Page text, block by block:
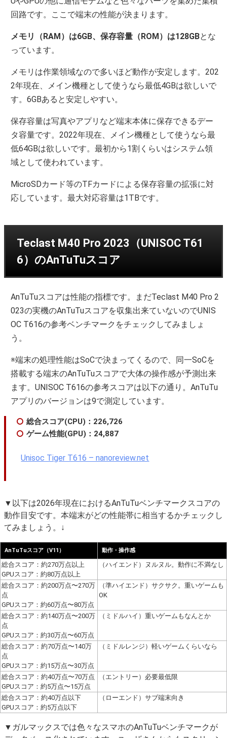
回路です。ここで端末の性能が決まります。
メモリ（RAM）は6GB、保存容量（ROM）は128GBとな
っています。
メモリは作業領域なので多いほど動作が安定します。202
2年現在、メイン機種として使うなら最低4GBは欲しいで
す。6GBあると安定しやすい。
保存容量は写真やアプリなど端末本体に保存できるデー
タ容量です。2022年現在、メイン機種として使うなら最
低64GBは欲しいです。最初から1割くらいはシステム領
域として使われています。
MicroSDカード等のTFカードによる保存容量の拡張に対
応しています。最大対応容量は1TBです。
Teclast M40 Pro 2023（UNISOC T61
6）のAnTuTuスコア
AnTuTuスコアは性能の指標です。まだTeclast M40 Pro 2
023の実機のAnTuTuスコアを収集出来ていないのでUNIS
OC T616の参考ベンチマークをチェックしてみましょ
う。
※端末の処理性能はSoCで決まってくるので、同一SoCを
搭載する端末のAnTuTuスコアで大体の操作感が予測出来
ます。UNISOC T616の参考スコアは以下の通り。AnTuTu
アプリのバージョンは9で測定しています。
総合スコア(CPU)：226,726
ゲーム性能(GPU)：24,887
Unisoc Tiger T616 – nanoreview.net
▼以下は2026年現在におけるAnTuTuベンチマークスコアの
動作目安です。本端末がどの性能帯に相当するかチェックし
てみましょう。↓
AnTuTuスコア（V11） 動作・操作感
総合スコア：約270万点以上
GPUスコア：約80万点以上
（ハイエンド）ヌルヌル。動作に不満なし
総合スコア：約200万点〜270万
点
GPUスコア：約60万点〜80万点
（準ハイエンド）サクサク。重いゲームも
OK
総合スコア：約140万点〜200万
点
GPUスコア：約30万点〜60万点
（ミドルハイ）重いゲームもなんとか
総合スコア：約70万点〜140万
点
GPUスコア：約15万点〜30万点
（ミドルレンジ）軽いゲームくらいなら
総合スコア：約40万点〜70万点
GPUスコア：約5万点〜15万点
（エントリー）必要最低限
総合スコア：約40万点以下
GPUスコア：約5万点以下
（ローエンド）サブ端末向き
▼ガルマックスでは色々なスマホのAnTuTuベンチマークが